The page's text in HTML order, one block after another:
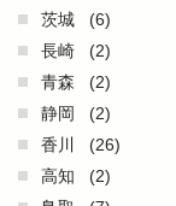
茨城
(6)
長崎
(2)
青森
(2)
静岡
(2)
香川
(26)
高知
(2)